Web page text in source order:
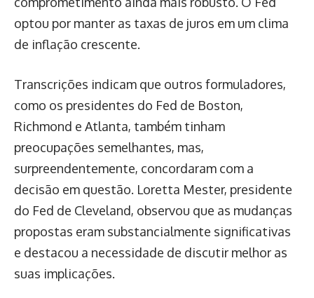
optou por manter as taxas de juros em um clima
de inflação crescente.
Transcrições indicam que outros formuladores,
como os presidentes do Fed de Boston,
Richmond e Atlanta, também tinham
preocupações semelhantes, mas,
surpreendentemente, concordaram com a
decisão em questão. Loretta Mester, presidente
do Fed de Cleveland, observou que as mudanças
propostas eram substancialmente significativas
e destacou a necessidade de discutir melhor as
suas implicações.